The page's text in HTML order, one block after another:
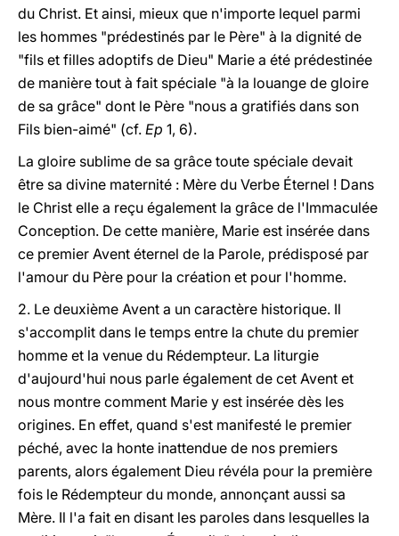
du Christ. Et ainsi, mieux que n'importe lequel parmi
les hommes "prédestinés par le Père" à la dignité de
"fils et filles adoptifs de Dieu" Marie a été prédestinée
de manière tout à fait spéciale "à la louange de gloire
de sa grâce" dont le Père "nous a gratifiés dans son
Fils bien-aimé" (cf. Ep 1, 6).
La gloire sublime de sa grâce toute spéciale devait
être sa divine maternité : Mère du Verbe Éternel ! Dans
le Christ elle a reçu également la grâce de l'Immaculée
Conception. De cette manière, Marie est insérée dans
ce premier Avent éternel de la Parole, prédisposé par
l'amour du Père pour la création et pour l'homme.
2. Le deuxième Avent a un caractère historique. Il
s'accomplit dans le temps entre la chute du premier
homme et la venue du Rédempteur. La liturgie
d'aujourd'hui nous parle également de cet Avent et
nous montre comment Marie y est insérée dès les
origines. En effet, quand s'est manifesté le premier
péché, avec la honte inattendue de nos premiers
parents, alors également Dieu révéla pour la première
fois le Rédempteur du monde, annonçant aussi sa
Mère. Il l'a fait en disant les paroles dans lesquelles la